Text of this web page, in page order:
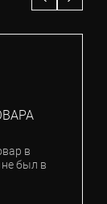
в
не был в